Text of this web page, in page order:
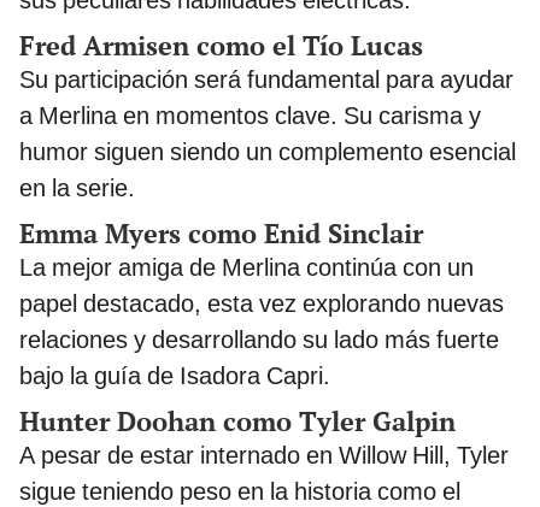
Fred Armisen como el Tío Lucas
Su participación será fundamental para ayudar
a Merlina en momentos clave. Su carisma y
humor siguen siendo un complemento esencial
en la serie.
Emma Myers como Enid Sinclair
La mejor amiga de Merlina continúa con un
papel destacado, esta vez explorando nuevas
relaciones y desarrollando su lado más fuerte
bajo la guía de Isadora Capri.
Hunter Doohan como Tyler Galpin
A pesar de estar internado en Willow Hill, Tyler
sigue teniendo peso en la historia como el